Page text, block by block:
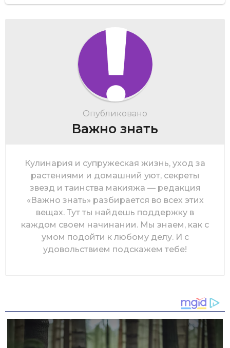
Опубликовано
Важно знать
Кулинария и супружеская жизнь, уход за
растениями и домашний уют, секреты
звезд и таинства макияжа — редакция
«Важно знать» разбирается во всех этих
вещах. Тут ты найдешь поддержку в
каждом своем начинании. Мы знаем, как с
умом подойти к любому делу. И с
удовольствием подскажем тебе!